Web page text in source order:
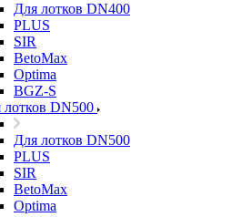
Для лотков DN400
PLUS
SIR
BetoMax
Optima
BGZ-S
лотков DN500
Для лотков DN500
PLUS
SIR
BetoMax
Optima